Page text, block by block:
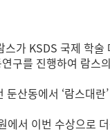
가 KSDS 국제 학
구를 진행하여 람스
산동에서 ‘람스대
서 이번 수상으로